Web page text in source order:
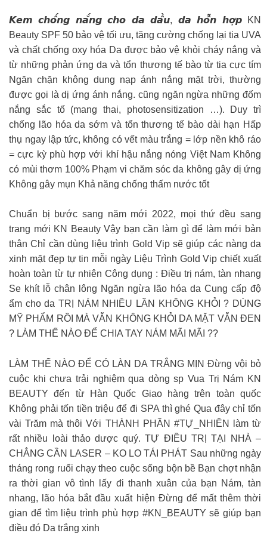
𝙆𝙚𝙢 𝙘𝙝𝙤̂́𝙣𝙜 𝙣𝙖̆́𝙣𝙜 𝙘𝙝𝙤 𝙙𝙖 𝙙𝙖̂̀𝙪, 𝙙𝙖 𝙝𝙤̂̃𝙣 𝙝𝙤̛̣𝙥 KN
Beauty SPF 50 bảo vệ tối ưu, tăng cường chống lại tia UVA
và chất chống oxy hóa Da được bảo vệ khỏi cháy nắng và
từ những phản ứng da và tổn thương tế bào từ tia cực tím
Ngăn chặn không dung nạp ánh nắng mặt trời, thường
được gọi là dị ứng ánh nắng. cũng ngăn ngừa những đốm
nắng sắc tố (mang thai, photosensitization …). Duy trì
chống lão hóa da sớm và tổn thương tế bào dài hạn Hấp
thụ ngay lập tức, không có vết màu trắng = lớp nền khô ráo
= cực kỳ phù hợp với khí hậu nắng nóng Việt Nam Không
có mùi thơm 100% Phạm vi chăm sóc da không gây dị ứng
Không gây mụn Khả năng chống thấm nước tốt
Chuẩn bị bước sang năm mới 2022, mọi thứ đều sang
trang mới KN Beauty Vậy bạn cần làm gì để làm mới bản
thân Chỉ cần dùng liệu trình Gold Vip sẽ giúp các nàng da
xinh mặt đẹp tự tin mỗi ngày Liệu Trình Gold Vip chiết xuất
hoàn toàn từ tự nhiên Công dụng : Điều trị nám, tàn nhang
Se khít lỗ chân lông Ngăn ngừa lão hóa da Cung cấp độ
ẩm cho da TRỊ NÁM NHIỀU LẦN KHÔNG KHỎI ? DÙNG
MỸ PHẨM RỒI MÀ VẪN KHÔNG KHỎI DA MẶT VẪN ĐEN
? LÀM THẾ NÀO ĐỂ CHIA TAY NÁM MÃI MÃI ??
LÀM THẾ NÀO ĐỂ CÓ LÀN DA TRẮNG MỊN Đừng vội bỏ
cuộc khi chưa trải nghiệm qua dòng sp Vua Trị Nám KN
BEAUTY đến từ Hàn Quốc Giao hàng trên toàn quốc
Không phải tốn tiền triệu để đi SPA thì ghé Qua đây chỉ tốn
vài Trăm mà thôi Với THÀNH PHẦN #TỰ_NHIÊN làm từ
rất nhiều loài thảo dược quý. TỰ ĐIỀU TRỊ TẠI NHÀ –
CHẲNG CẦN LASER – KO LO TÁI PHÁT Sau những ngày
tháng rong ruổi chạy theo cuộc sống bộn bề Bạn chợt nhận
ra thời gian vô tình lấy đi thanh xuân của bạn Nám, tàn
nhang, lão hóa bắt đầu xuất hiện Đừng để mất thêm thời
gian để tìm liệu trình phù hợp #KN_BEAUTY sẽ giúp bạn
điều đó Da trắng xinh